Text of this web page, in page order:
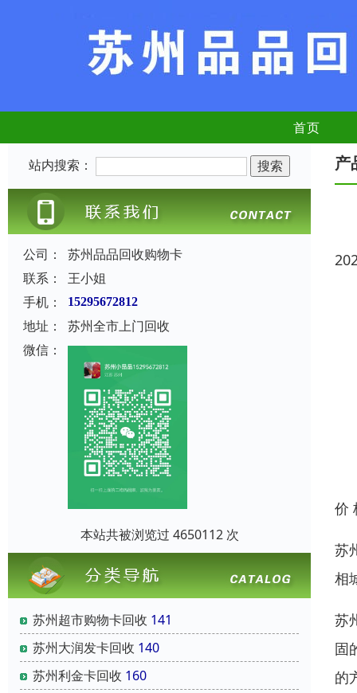
首页
站内搜索：
公司：
苏州品品回收购物卡
联系：
王小姐
手机：
15295672812
地址：
苏州全市上门回收
微信：
本站共被浏览过 4650112 次
苏州超市购物卡回收 141
苏州大润发卡回收 140
苏州利金卡回收 160
产
价
苏
相
苏
固
的